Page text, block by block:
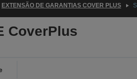
EXTENSÃO DE GARANTIAS COVER PLUS
CoverPlus